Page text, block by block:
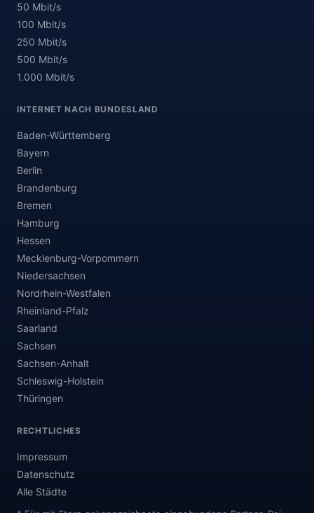
50 Mbit/s
100 Mbit/s
250 Mbit/s
500 Mbit/s
1.000 Mbit/s
INTERNET NACH BUNDESLAND
Baden-Württemberg
Bayern
Berlin
Brandenburg
Bremen
Hamburg
Hessen
Mecklenburg-Vorpommern
Niedersachsen
Nordrhein-Westfalen
Rheinland-Pfalz
Saarland
Sachsen
Sachsen-Anhalt
Schleswig-Holstein
Thüringen
RECHTLICHES
Impressum
Datenschutz
Alle Städte